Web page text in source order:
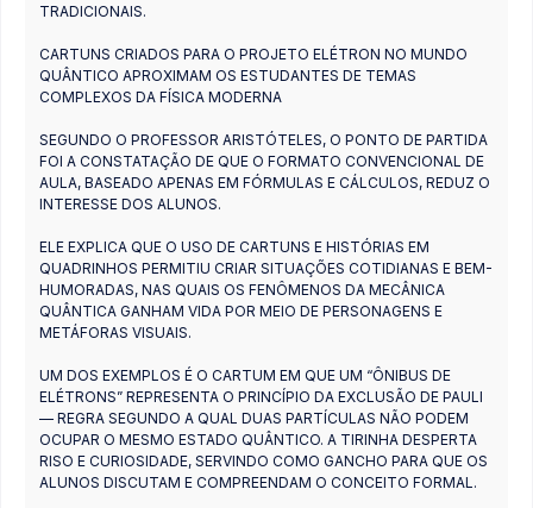
TRADICIONAIS.
CARTUNS CRIADOS PARA O PROJETO ELÉTRON NO MUNDO
QUÂNTICO APROXIMAM OS ESTUDANTES DE TEMAS
COMPLEXOS DA FÍSICA MODERNA
SEGUNDO O PROFESSOR ARISTÓTELES, O PONTO DE PARTIDA
FOI A CONSTATAÇÃO DE QUE O FORMATO CONVENCIONAL DE
AULA, BASEADO APENAS EM FÓRMULAS E CÁLCULOS, REDUZ O
INTERESSE DOS ALUNOS.
ELE EXPLICA QUE O USO DE CARTUNS E HISTÓRIAS EM
QUADRINHOS PERMITIU CRIAR SITUAÇÕES COTIDIANAS E BEM-
HUMORADAS, NAS QUAIS OS FENÔMENOS DA MECÂNICA
QUÂNTICA GANHAM VIDA POR MEIO DE PERSONAGENS E
METÁFORAS VISUAIS.
UM DOS EXEMPLOS É O CARTUM EM QUE UM “ÔNIBUS DE
ELÉTRONS” REPRESENTA O PRINCÍPIO DA EXCLUSÃO DE PAULI
— REGRA SEGUNDO A QUAL DUAS PARTÍCULAS NÃO PODEM
OCUPAR O MESMO ESTADO QUÂNTICO. A TIRINHA DESPERTA
RISO E CURIOSIDADE, SERVINDO COMO GANCHO PARA QUE OS
ALUNOS DISCUTAM E COMPREENDAM O CONCEITO FORMAL.